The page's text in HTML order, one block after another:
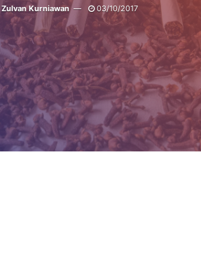
Zulvan Kurniawan 03/10/2017